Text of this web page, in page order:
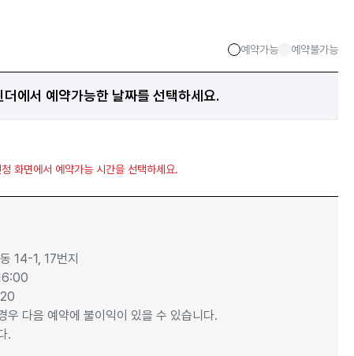
예약가능 예약불가능
에서 예약가능한 날짜를 선택하세요.
화면에서 예약가능 시간을 선택하세요.
14-1, 17번지
우 다음 예약에 불이익이 있을 수 있습니다.
.